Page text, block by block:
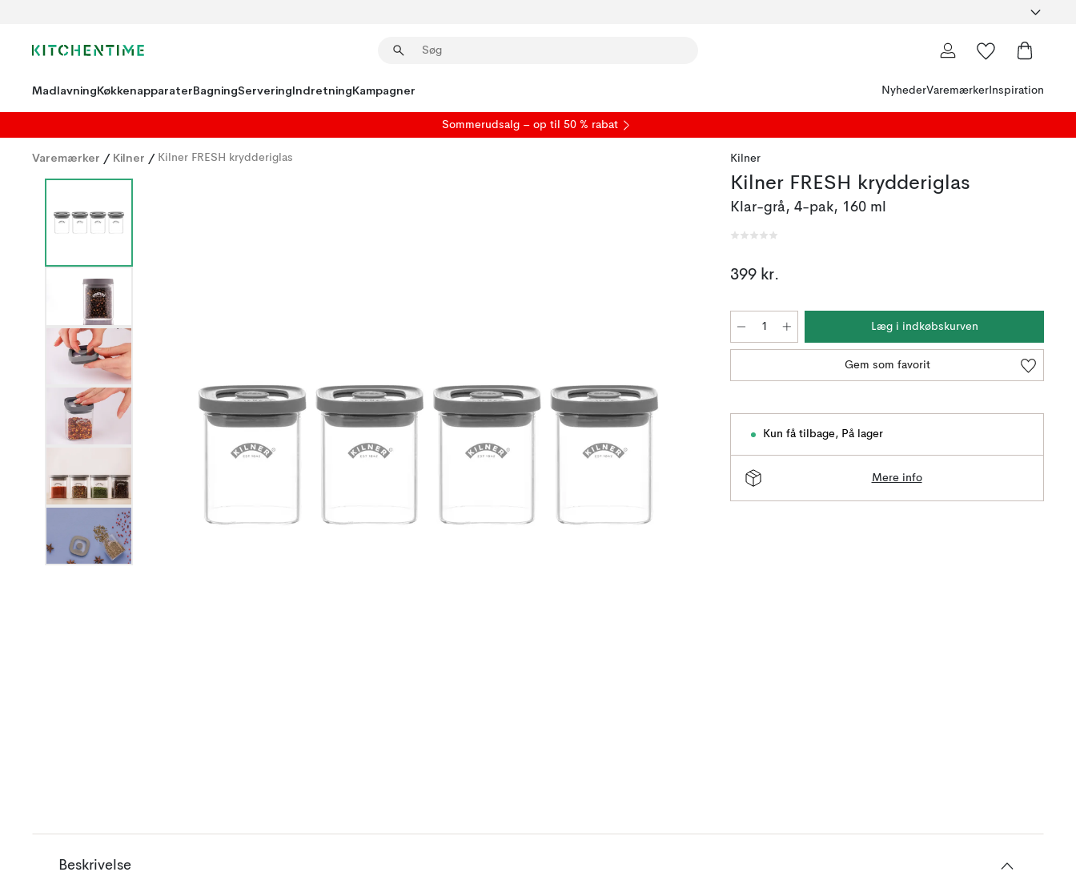
MadlavningKøkkenapparaterBagningServeringIndretningKampagner NyhederVaremærker Inspiration
Sommerudsalg – op til 50 % rabat
Varemærker / Kilner / Kilner FRESH krydderiglas Kilner
Kilner FRESH krydderiglas
Klar-grå, 4-pak, 160 ml
399 kr.
Læg i indkøbskurven
Gem som favorit
Kun få tilbage, På lager
Mere info
Beskrivelse